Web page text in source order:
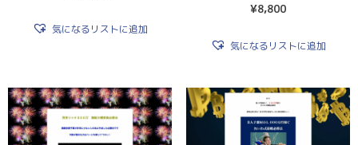
気になるリストに追加
¥8,800
気になるリストに追加